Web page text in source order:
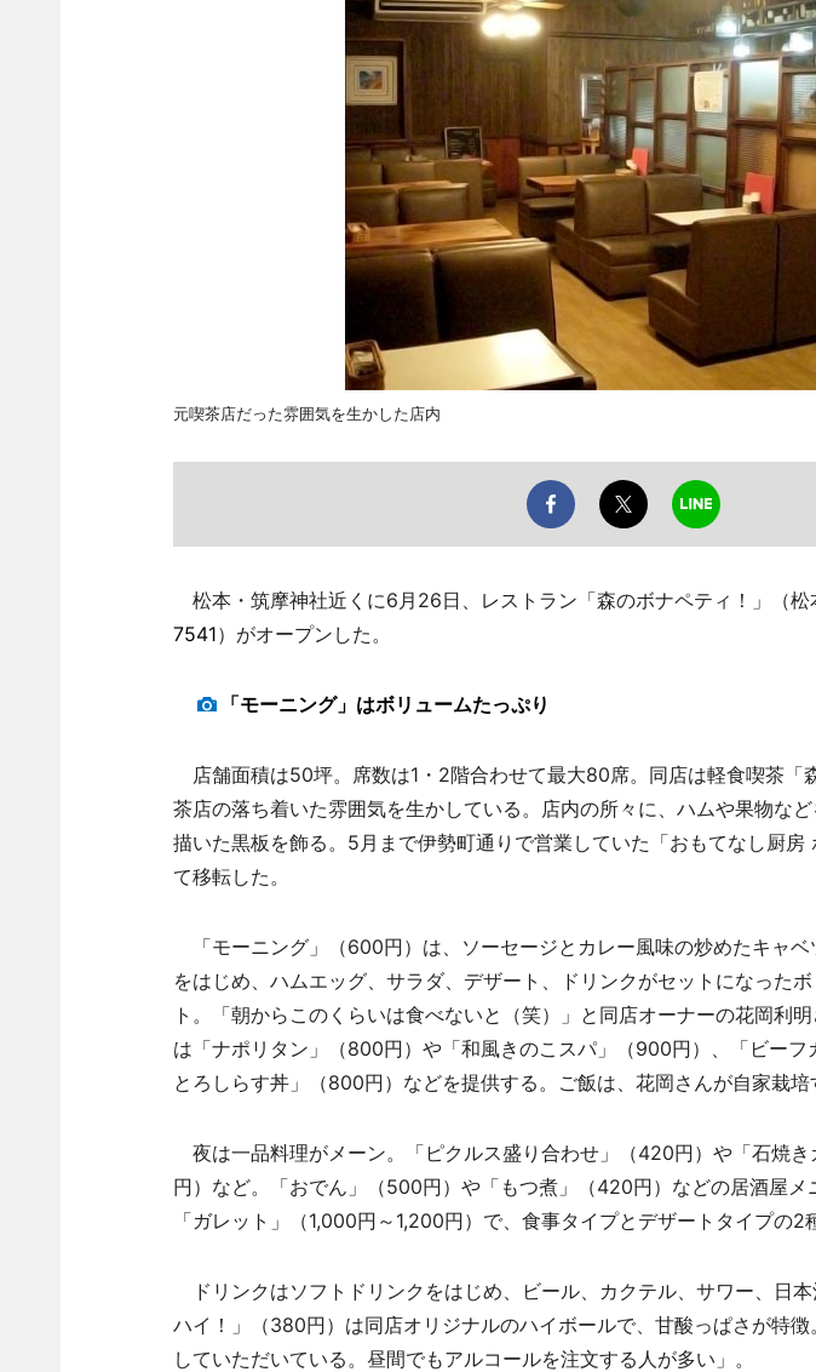
元喫茶店だった雰囲気を生かした店内
松本・筑摩神社近くに6月26日、レストラン「森のボナペティ！」（松
7541）がオープンした。
「モーニング」はボリュームたっぷり
店舗面積は50坪。席数は1・2階合わせて最大80席。同店は軽食喫茶「
茶店の落ち着いた雰囲気を生かしている。店内の所々に、ハムや果物な
描いた黒板を飾る。5月まで伊勢町通りで営業していた「おもてなし厨房
て移転した。
「モーニング」（600円）は、ソーセージとカレー風味の炒めたキャベ
をはじめ、ハムエッグ、サラダ、デザート、ドリンクがセットになった
ト。「朝からこのくらいは食べないと（笑）」と同店オーナーの花岡利
は「ナポリタン」（800円）や「和風きのこスパ」（900円）、「ビー
とろしらす丼」（800円）などを提供する。ご飯は、花岡さんが自家栽培
夜は一品料理がメーン。「ピクルス盛り合わせ」（420円）や「石焼
円）など。「おでん」（500円）や「もつ煮」（420円）などの居酒屋メ
「ガレット」（1,000円～1,200円）で、食事タイプとデザートタイプの2
ドリンクはソフトドリンクをはじめ、ビール、カクテル、サワー、日
ハイ！」（380円）は同店オリジナルのハイボールで、甘酸っぱさが特
していただいている。昼間でもアルコールを注文する人が多い」。